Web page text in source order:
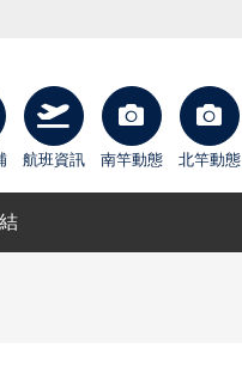
航班資訊 南竿動態 北竿動態